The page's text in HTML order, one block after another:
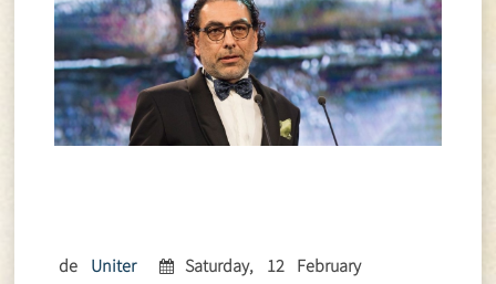
de Uniter
Saturday, 12 February